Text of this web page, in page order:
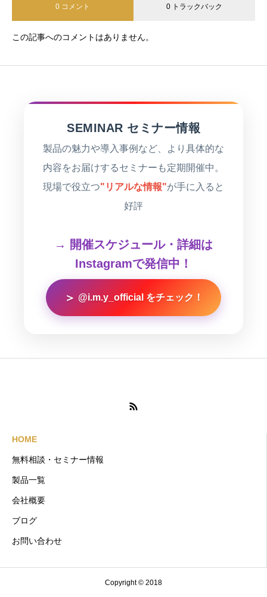
0 コメント 0 トラックバック
この記事へのコメントはありません。
SEMINAR セミナー情報
製品の魅力や導入事例など、より具体的な
内容をお届けするセミナーも定期開催中。
現場で役立つ"リアルな情報"が手に入ると
好評
→ 開催スケジュール・詳細は
Instagramで発信中！
＞ @i.m.y_official をチェック！
HOME
無料相談・セミナー情報
製品一覧
会社概要
ブログ
お問い合わせ
Copyright © 2018